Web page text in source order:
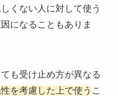
くない人に対して使う
になることもありま
も受け止め方が異なる
を考慮した上で使う こ